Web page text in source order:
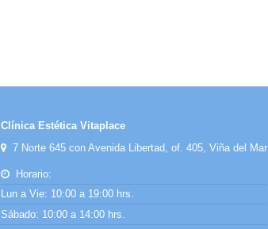
Clínica Estética Vitaplace
7 Norte 645 con Avenida Libertad, of. 405, Viña del Mar
Horario:
Lun a Vie: 10:00 a 19:00 hrs.
Sábado: 10:00 a 14:00 hrs.